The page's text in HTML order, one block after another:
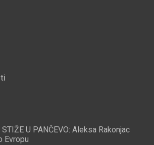
STIŽE U PANČEVO: Aleksa Rakonjac
Evropu